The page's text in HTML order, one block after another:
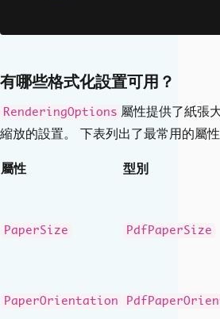
# Render with custom
pdf = renderer
stom Formatted PDF</
"formatted.pdf"
有哪些格式化設置可用？
RenderingOptions 屬性提供了紙張
縮放的設置。 下表列出了最常用的屬性
屬性 型別
PaperSize PdfPaperSize
PaperOrientation